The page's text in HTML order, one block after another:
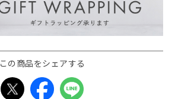
この商品をシェアする